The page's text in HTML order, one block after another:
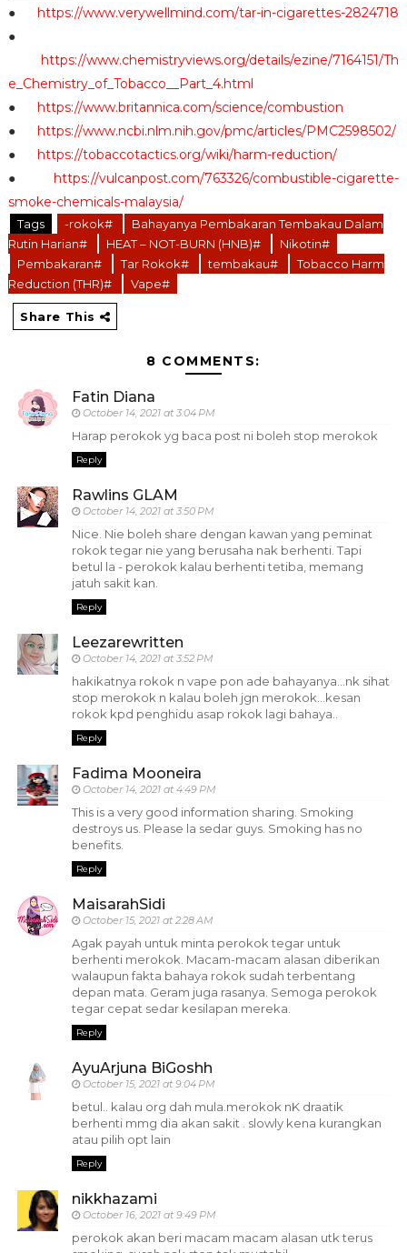
●
https://www.verywellmind.com/tar-in-cigarettes-2824718
●
https://www.chemistryviews.org/details/ezine/7164151/Th
e_Chemistry_of_Tobacco__Part_4.html
●
https://www.britannica.com/science/combustion
●
https://www.ncbi.nlm.nih.gov/pmc/articles/PMC2598502/
●
https://tobaccotactics.org/wiki/harm-reduction/
●
https://vulcanpost.com/763326/combustible-cigarette-
smoke-chemicals-malaysia/
Tags -rokok#
Bahayanya Pembakaran Tembakau Dalam
Rutin Harian#
HEAT – NOT-BURN (HNB)#
Nikotin#
Pembakaran#
Tar Rokok# tembakau#
Tobacco Harm
Reduction (THR)#
Vape#
Share This
8 COMMENTS:
Fatin Diana
October 14, 2021 at 3:04 PM
Harap perokok yg baca post ni boleh stop merokok
Reply
Rawlins GLAM
October 14, 2021 at 3:50 PM
Nice. Nie boleh share dengan kawan yang peminat
rokok tegar nie yang berusaha nak berhenti. Tapi
betul la - perokok kalau berhenti tetiba, memang
jatuh sakit kan.
Reply
Leezarewritten
October 14, 2021 at 3:52 PM
hakikatnya rokok n vape pon ade bahayanya...nk sihat
stop merokok n kalau boleh jgn merokok...kesan
rokok kpd penghidu asap rokok lagi bahaya..
Reply
Fadima Mooneira
October 14, 2021 at 4:49 PM
This is a very good information sharing. Smoking
destroys us. Please la sedar guys. Smoking has no
benefits.
Reply
MaisarahSidi
October 15, 2021 at 2:28 AM
Agak payah untuk minta perokok tegar untuk
berhenti merokok. Macam-macam alasan diberikan
walaupun fakta bahaya rokok sudah terbentang
depan mata. Geram juga rasanya. Semoga perokok
tegar cepat sedar kesilapan mereka.
Reply
AyuArjuna BiGoshh
October 15, 2021 at 9:04 PM
betul.. kalau org dah mula.merokok nK draatik
berhenti mmg dia akan sakit . slowly kena kurangkan
atau pilih opt lain
Reply
nikkhazami
October 16, 2021 at 9:49 PM
perokok akan beri macam macam alasan utk terus